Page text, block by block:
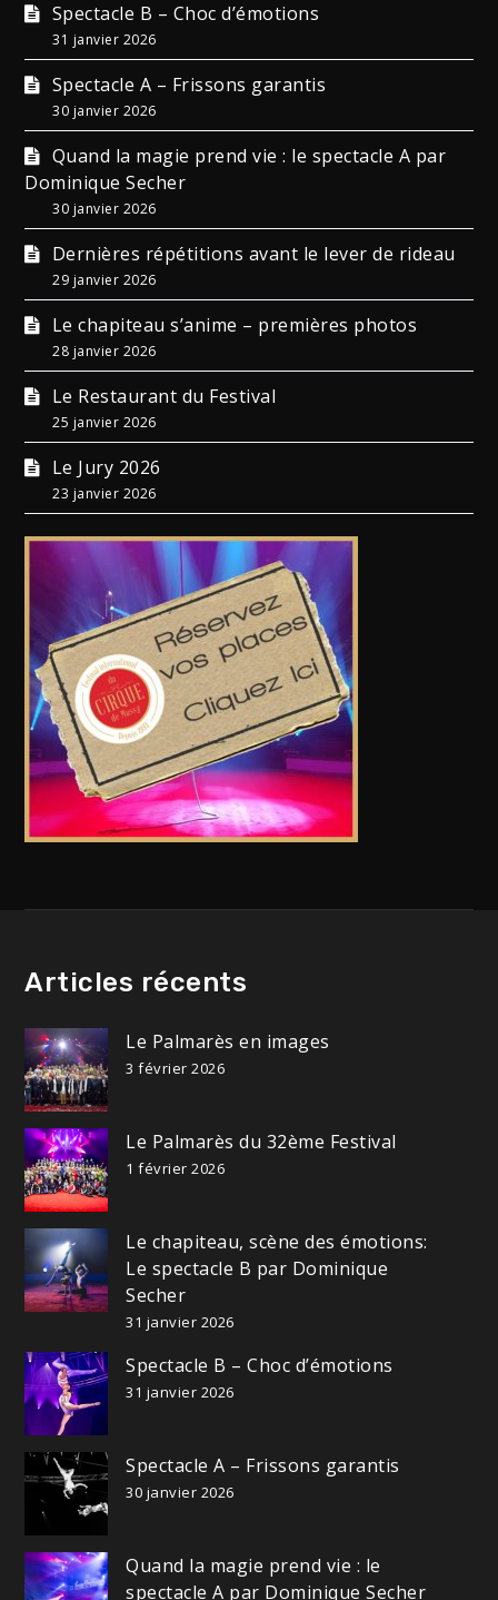
Spectacle B – Choc d’émotions
31 janvier 2026
Spectacle A – Frissons garantis
30 janvier 2026
Quand la magie prend vie : le spectacle A par
Dominique Secher
30 janvier 2026
Dernières répétitions avant le lever de rideau
29 janvier 2026
Le chapiteau s’anime – premières photos
28 janvier 2026
Le Restaurant du Festival
25 janvier 2026
Le Jury 2026
23 janvier 2026
Articles récents
Le Palmarès en images
3 février 2026
Le Palmarès du 32ème Festival
1 février 2026
Le chapiteau, scène des émotions:
Le spectacle B par Dominique
Secher
31 janvier 2026
Spectacle B – Choc d’émotions
31 janvier 2026
Spectacle A – Frissons garantis
30 janvier 2026
Quand la magie prend vie : le
spectacle A par Dominique Secher